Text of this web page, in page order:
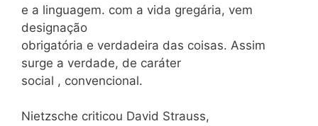
e a linguagem. com a vida gregária, vem
designação
obrigatória e verdadeira das coisas. Assim
surge a verdade, de caráter
social , convencional.
Nietzsche criticou David Strauss,